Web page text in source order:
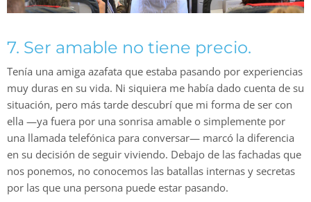
7. Ser amable no tiene precio.
Tenía una amiga azafata que estaba pasando por experiencias
muy duras en su vida. Ni siquiera me había dado cuenta de su
situación, pero más tarde descubrí que mi forma de ser con
ella —ya fuera por una sonrisa amable o simplemente por
una llamada telefónica para conversar— marcó la diferencia
en su decisión de seguir viviendo. Debajo de las fachadas que
nos ponemos, no conocemos las batallas internas y secretas
por las que una persona puede estar pasando.